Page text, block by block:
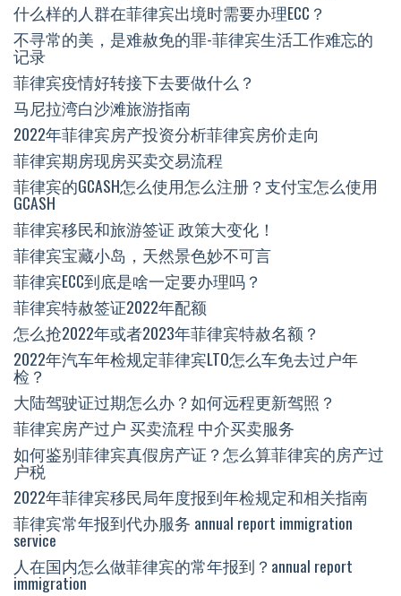
什么样的人群在菲律宾出境时需要办理ECC？
不寻常的美，是难赦免的罪-菲律宾生活工作难忘的
记录
菲律宾疫情好转接下去要做什么？
马尼拉湾白沙滩旅游指南
2022年菲律宾房产投资分析菲律宾房价走向
菲律宾期房现房买卖交易流程
菲律宾的GCASH怎么使用怎么注册？支付宝怎么使用
GCASH
菲律宾移民和旅游签证 政策大变化！
菲律宾宝藏小岛，天然景色妙不可言
菲律宾ECC到底是啥一定要办理吗？
菲律宾特赦签证2022年配额
怎么抢2022年或者2023年菲律宾特赦名额？
2022年汽车年检规定菲律宾LTO怎么车免去过户年
检？
大陆驾驶证过期怎么办？如何远程更新驾照？
菲律宾房产过户 买卖流程 中介买卖服务
如何鉴别菲律宾真假房产证？怎么算菲律宾的房产过
户税
2022年菲律宾移民局年度报到年检规定和相关指南
菲律宾常年报到代办服务 annual report immigration
service
人在国内怎么做菲律宾的常年报到？annual report
immigration